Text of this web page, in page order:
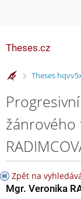
Theses.cz
>
Theses
žánrového
Zpět na
Mgr. Veronika